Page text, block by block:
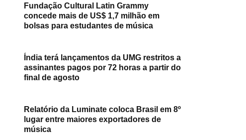
Fundação Cultural Latin Grammy
concede mais de US$ 1,7 milhão em
bolsas para estudantes de música
Índia terá lançamentos da UMG restritos a
assinantes pagos por 72 horas a partir do
final de agosto
Relatório da Luminate coloca Brasil em 8º
lugar entre maiores exportadores de
música